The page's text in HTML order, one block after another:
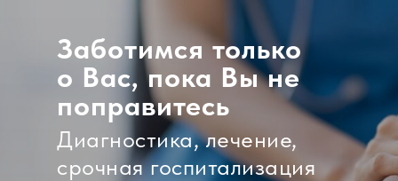
Заботимся только
о Вас, пока Вы не
поправитесь
Диагностика, лечение,
срочная госпитализация